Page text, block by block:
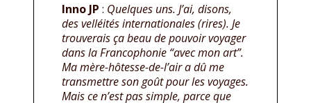
Inno JP : Quelques uns. J’ai, disons,
des velléités internationales (rires). Je
trouverais ça beau de pouvoir voyager
dans la Francophonie “avec mon art”.
Ma mère-hôtesse-de-l’air a dû me
transmettre son goût pour les voyages.
Mais ce n’est pas simple, parce que